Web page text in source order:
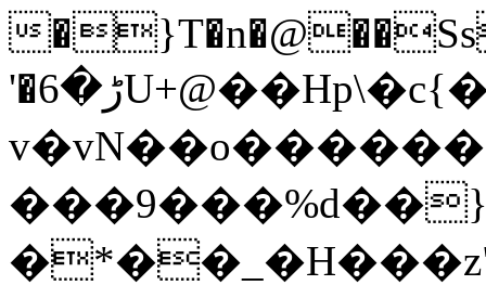
'�ڑ�6U+@��Hp\�c{�z��n��xN�����xƍ